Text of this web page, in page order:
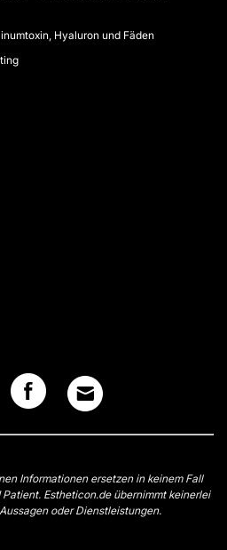
Hyaluron und Fäden
Informationen ersetzen in keinem Fall
Estheticon.de übernimmt keinerlei
oder Dienstleistungen.